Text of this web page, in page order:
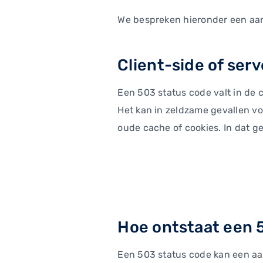
We bespreken hieronder een
Client-side of
Een 503 status code valt in de
Het kan in zeldzame gevallen
oude cache of cookies. In dat
Hoe ontstaat een
Een 503 status code kan een